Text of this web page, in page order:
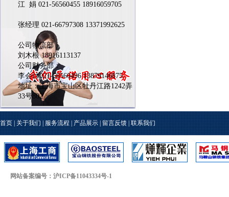
江 娟 021-56560455 18916059705
张经理 021-66797308 13371992625
公司物流部：
刘木根 18916113137
公司财务部：
李会计021-56560496 13879146875
地址：上海市宝山区牡丹江路1242弄
33号802
首页 关于我们 |服务流程 产品展示 留言反馈 |联系我们
网站备案编号：沪ICP备11043334号-1